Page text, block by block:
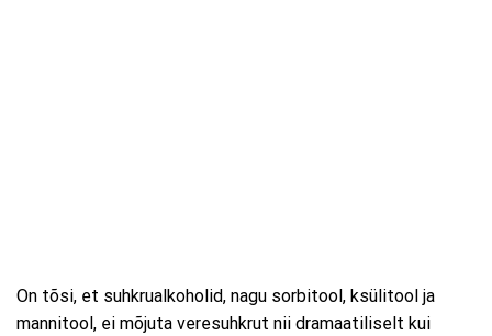
On tõsi, et suhkrualkoholid, nagu sorbitool, ksülitool ja
mannitool, ei mõjuta veresuhkrut nii dramaatiliselt kui